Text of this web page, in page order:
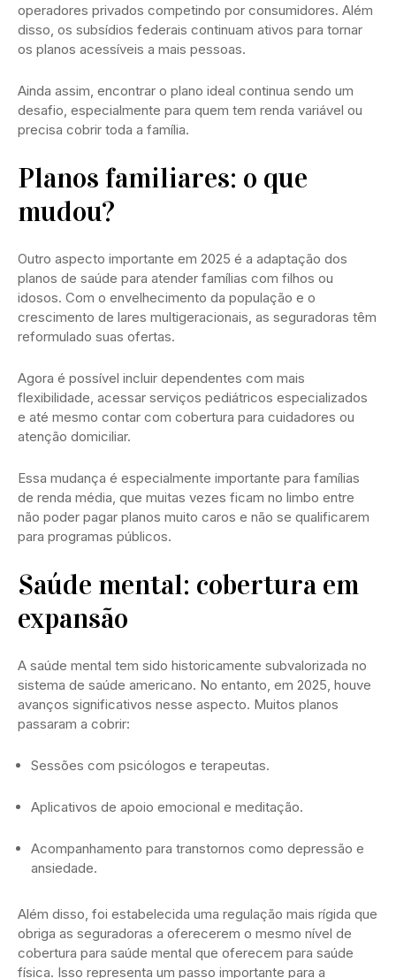
operadores privados competindo por consumidores. Além
disso, os subsídios federais continuam ativos para tornar
os planos acessíveis a mais pessoas.
Ainda assim, encontrar o plano ideal continua sendo um
desafio, especialmente para quem tem renda variável ou
precisa cobrir toda a família.
Planos familiares: o que
mudou?
Outro aspecto importante em 2025 é a adaptação dos
planos de saúde para atender famílias com filhos ou
idosos. Com o envelhecimento da população e o
crescimento de lares multigeracionais, as seguradoras têm
reformulado suas ofertas.
Agora é possível incluir dependentes com mais
flexibilidade, acessar serviços pediátricos especializados
e até mesmo contar com cobertura para cuidadores ou
atenção domiciliar.
Essa mudança é especialmente importante para famílias
de renda média, que muitas vezes ficam no limbo entre
não poder pagar planos muito caros e não se qualificarem
para programas públicos.
Saúde mental: cobertura em
expansão
A saúde mental tem sido historicamente subvalorizada no
sistema de saúde americano. No entanto, em 2025, houve
avanços significativos nesse aspecto. Muitos planos
passaram a cobrir:
Sessões com psicólogos e terapeutas.
Aplicativos de apoio emocional e meditação.
Acompanhamento para transtornos como depressão e
ansiedade.
Além disso, foi estabelecida uma regulação mais rígida que
obriga as seguradoras a oferecerem o mesmo nível de
cobertura para saúde mental que oferecem para saúde
física. Isso representa um passo importante para a